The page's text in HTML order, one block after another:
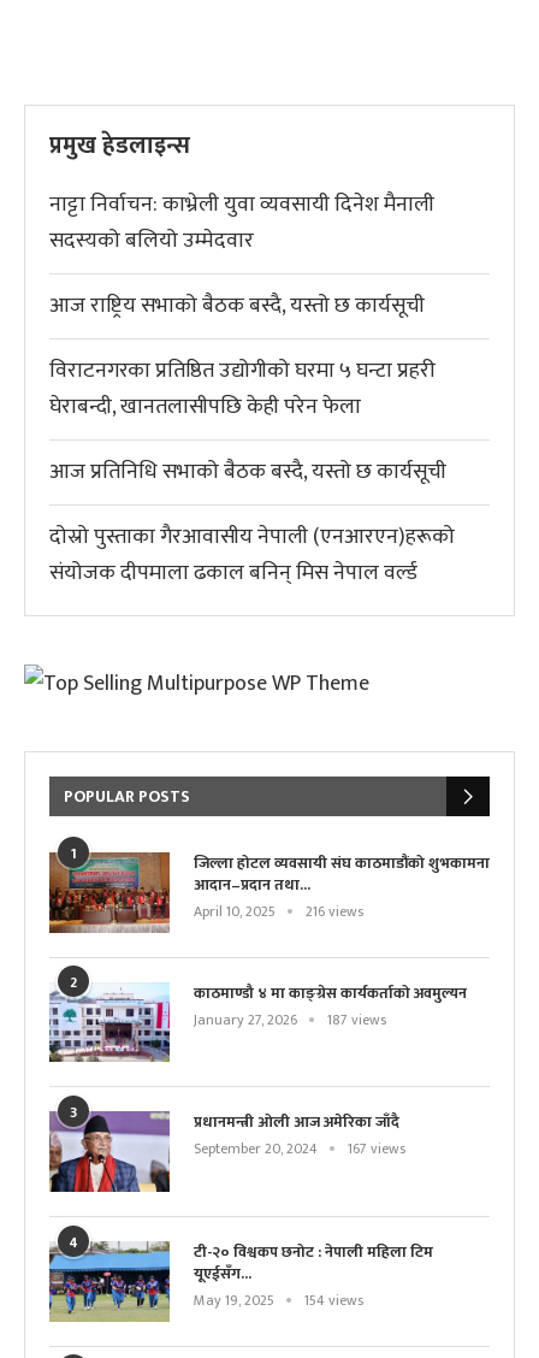
प्रमुख हेडलाइन्स
नाट्टा निर्वाचन: काभ्रेली युवा व्यवसायी दिनेश मैनाली
सदस्यको बलियो उम्मेदवार
आज राष्ट्रिय सभाको बैठक बस्दै, यस्तो छ कार्यसूची
विराटनगरका प्रतिष्ठित उद्योगीको घरमा ५ घन्टा प्रहरी
घेराबन्दी, खानतलासीपछि केही परेन फेला
आज प्रतिनिधि सभाको बैठक बस्दै, यस्तो छ कार्यसूची
दोस्रो पुस्ताका गैरआवासीय नेपाली (एनआरएन)हरूको
संयोजक दीपमाला ढकाल बनिन् मिस नेपाल वर्ल्ड
POPULAR POSTS
1
जिल्ला होटल व्यवसायी संघ काठमाडौंको शुभकामना
आदान–प्रदान तथा...
April 10, 2025 216 views
2 काठमाण्डौ ४ मा काङ्ग्रेस कार्यकर्ताको अवमुल्यन
January 27, 2026 187 views
3 प्रधानमन्त्री ओली आज अमेरिका जाँदै
September 20, 2024 167 views
4
टी-२० विश्वकप छनोट : नेपाली महिला टिम
यूएईसँग...
May 19, 2025 154 views